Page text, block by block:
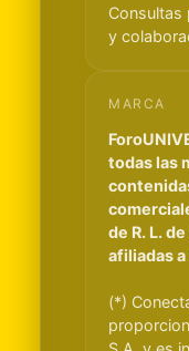
Consultas
y
MARCA
todas las
de R. L.
afiliadas a
(*)